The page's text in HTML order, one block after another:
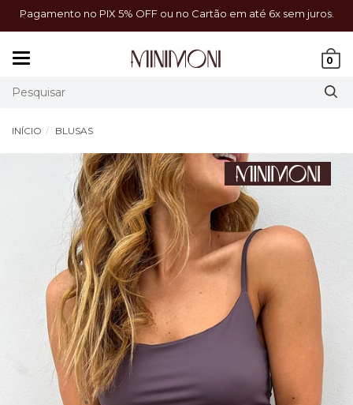
Pagamento no PIX 5% OFF ou no Cartão em até 6x sem juros.
0
INÍCIO BLUSAS